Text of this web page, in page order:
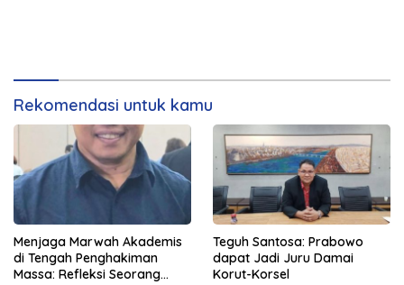
Rekomendasi untuk kamu
Menjaga Marwah Akademis
di Tengah Penghakiman
Massa: Refleksi Seorang
Teguh Santosa: Prabowo
dapat Jadi Juru Damai
Korut-Korsel